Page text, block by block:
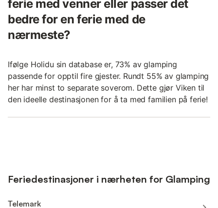
ferie med venner eller passer det
bedre for en ferie med de
nærmeste?
Ifølge Holidu sin database er, 73% av glamping
passende for opptil fire gjester. Rundt 55% av glamping
her har minst to separate soverom. Dette gjør Viken til
den ideelle destinasjonen for å ta med familien på ferie!
Feriedestinasjoner i nærheten for Glamping
Telemark